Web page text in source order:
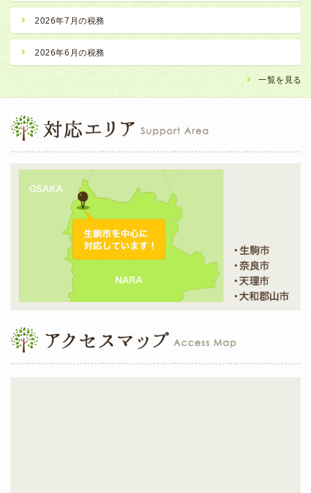
2026年7月の税務
2026年6月の税務
一覧を見る